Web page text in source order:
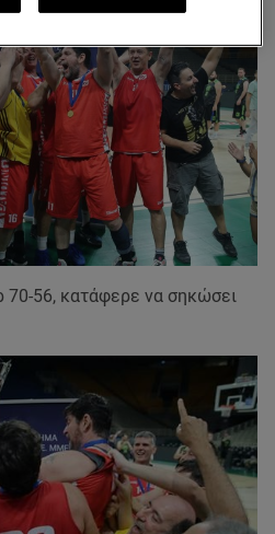
70-56, κατάφερε να σηκώσει